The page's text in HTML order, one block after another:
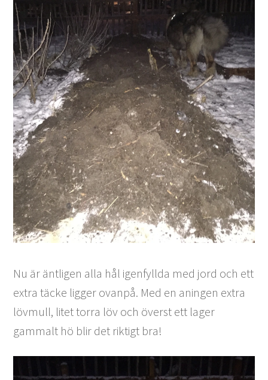
Nu är äntligen alla hål igenfyllda med jord och ett
extra täcke ligger ovanpå. Med en aningen extra
lövmull, litet torra löv och överst ett lager
gammalt hö blir det riktigt bra!